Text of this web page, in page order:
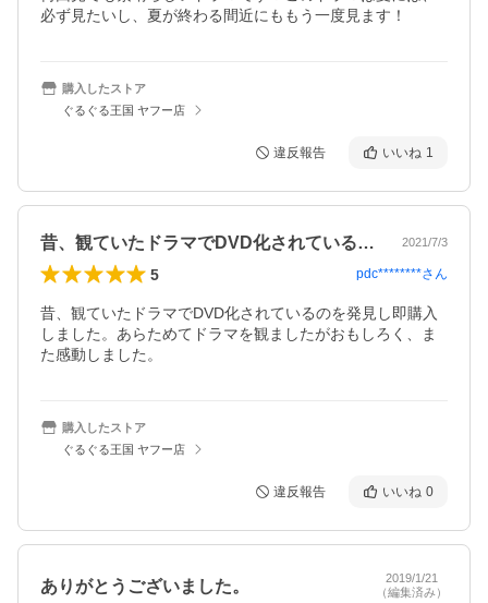
必ず見たいし、夏が終わる間近にももう一度見ます！
購入したストア
ぐるぐる王国 ヤフー店
違反報告 いいね 1
昔、観ていたドラマでDVD化されている… 2021/7/3
5 pdc********さん
昔、観ていたドラマでDVD化されているのを発見し即購入
しました。あらためてドラマを観ましたがおもしろく、ま
た感動しました。
購入したストア
ぐるぐる王国 ヤフー店
違反報告 いいね 0
ありがとうございました。
2019/1/21
（編集済み）